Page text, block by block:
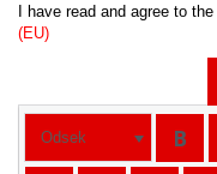
I have read and agree to the
(EU)
Odsek